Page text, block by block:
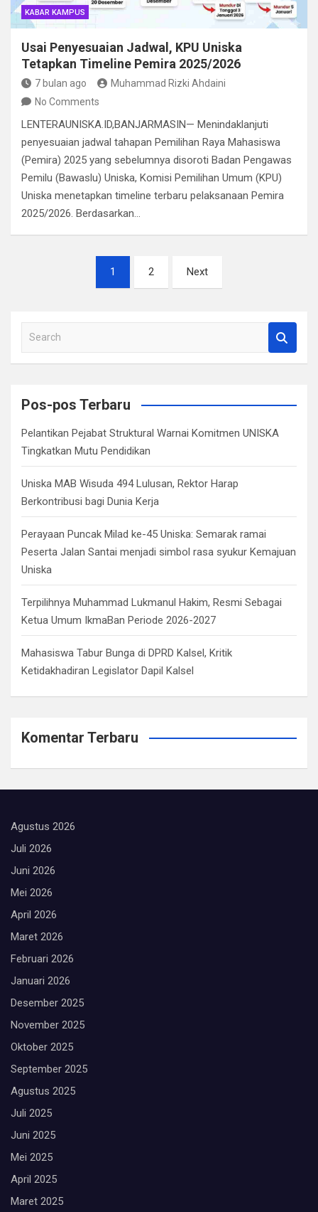
KABAR KAMPUS
Usai Penyesuaian Jadwal, KPU Uniska
Tetapkan Timeline Pemira 2025/2026
7 bulan ago
Muhammad Rizki Ahdaini
No Comments
LENTERAUNISKA.ID,BANJARMASIN— Menindaklanjuti
penyesuaian jadwal tahapan Pemilihan Raya Mahasiswa
(Pemira) 2025 yang sebelumnya disoroti Badan Pengawas
Pemilu (Bawaslu) Uniska, Komisi Pemilihan Umum (KPU)
Uniska menetapkan timeline terbaru pelaksanaan Pemira
2025/2026. Berdasarkan…
1 2 Next
a
c
Pos-pos Terbaru
Pelantikan Pejabat Struktural Warnai Komitmen UNISKA
Tingkatkan Mutu Pendidikan
Uniska MAB Wisuda 494 Lulusan, Rektor Harap
Berkontribusi bagi Dunia Kerja
Perayaan Puncak Milad ke-45 Uniska: Semarak ramai
Peserta Jalan Santai menjadi simbol rasa syukur Kemajuan
Uniska
Terpilihnya Muhammad Lukmanul Hakim, Resmi Sebagai
Ketua Umum IkmaBan Periode 2026-2027
Mahasiswa Tabur Bunga di DPRD Kalsel, Kritik
Ketidakhadiran Legislator Dapil Kalsel
Komentar Terbaru
Agustus 2026
Juli 2026
Juni 2026
Mei 2026
April 2026
Maret 2026
Februari 2026
Januari 2026
Desember 2025
November 2025
Oktober 2025
September 2025
Agustus 2025
Juli 2025
Juni 2025
Mei 2025
April 2025
Maret 2025